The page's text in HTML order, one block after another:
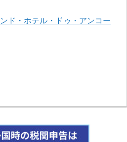
ド・ホテル・ドゥ・アンコー